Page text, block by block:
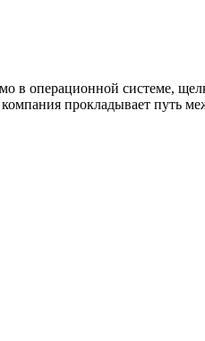
в операционной системе,
прокладывает путь